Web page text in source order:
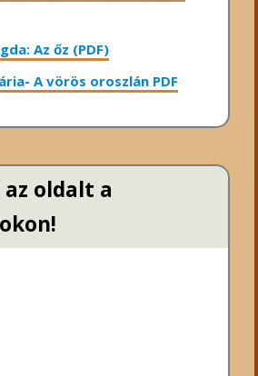
Az őz (PDF)
A vörös oroszlán PDF
az oldalt a